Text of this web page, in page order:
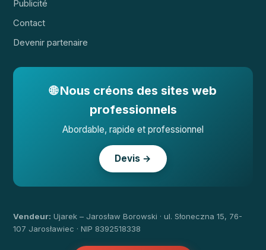
Publicité
Contact
Devenir partenaire
🌐 Nous créons des sites web
professionnels
Abordable, rapide et professionnel
Devis →
Vendeur: Ujarek – Jarosław Borowski · ul. Słoneczna 15, 76-
107 Jarosławiec · NIP 8392518338